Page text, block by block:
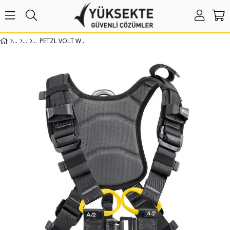
PETZL VOLT WIND EMNIYET KEMERI - ULUSLARARASI VERSIYON